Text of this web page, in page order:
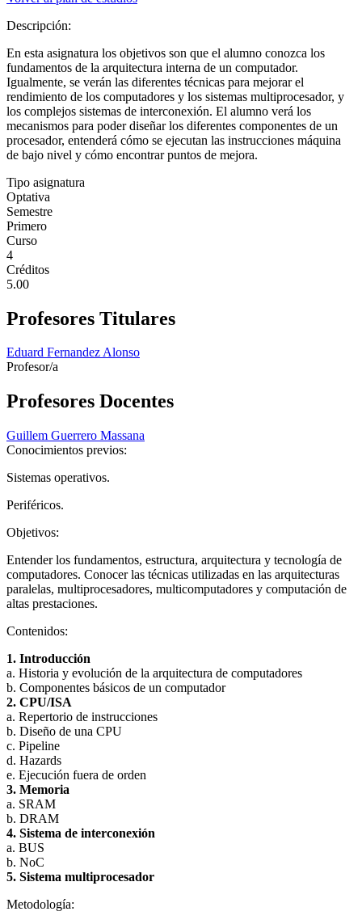
Descripción:
En esta asignatura los objetivos son que el alumno conozca los
fundamentos de la arquitectura interna de un computador.
Igualmente, se verán las diferentes técnicas para mejorar el
rendimiento de los computadores y los sistemas multiprocesador, y
los complejos sistemas de interconexión. El alumno verá los
mecanismos para poder diseñar los diferentes componentes de un
procesador, entenderá cómo se ejecutan las instrucciones máquina
de bajo nivel y cómo encontrar puntos de mejora.
Tipo asignatura
Optativa
Semestre
Primero
Curso
4
Créditos
5.00
Profesores Titulares
Eduard Fernandez Alonso
Profesor/a
Profesores Docentes
Guillem Guerrero Massana
Conocimientos previos:
Sistemas operativos.
Periféricos.
Objetivos:
Entender los fundamentos, estructura, arquitectura y tecnología de
computadores. Conocer las técnicas utilizadas en las arquitecturas
paralelas, multiprocesadores, multicomputadores y computación de
altas prestaciones.
Contenidos:
1. Introducción
a. Historia y evolución de la arquitectura de computadores
b. Componentes básicos de un computador
2. CPU/ISA
a. Repertorio de instrucciones
b. Diseño de una CPU
c. Pipeline
d. Hazards
e. Ejecución fuera de orden
3. Memoria
a. SRAM
b. DRAM
4. Sistema de interconexión
a. BUS
b. NoC
5. Sistema multiprocesador
Metodología: